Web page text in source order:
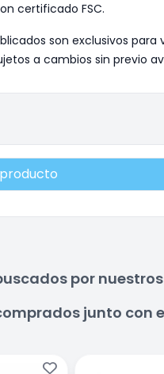
certificado FSC.
son exclusivos para
a cambios sin previo
por
junto con